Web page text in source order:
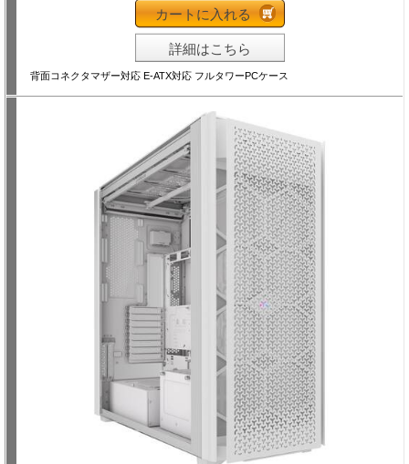
カートに入れる
詳細はこちら
背面コネクタマザー対応 E-ATX対応 フルタワーPCケース